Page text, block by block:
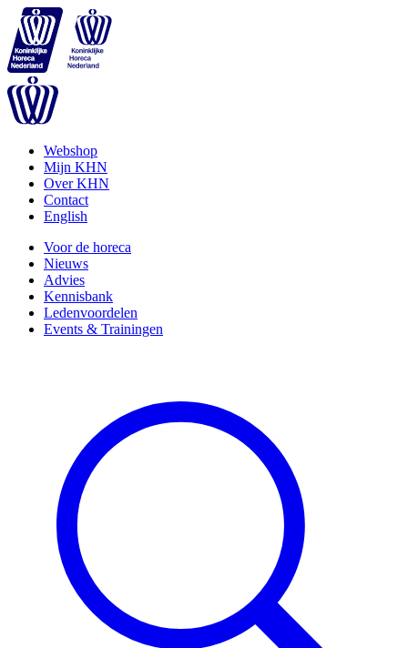
Webshop
Mijn KHN
Over KHN
Contact
English
Voor de horeca
Nieuws
Advies
Kennisbank
Ledenvoordelen
Events & Trainingen